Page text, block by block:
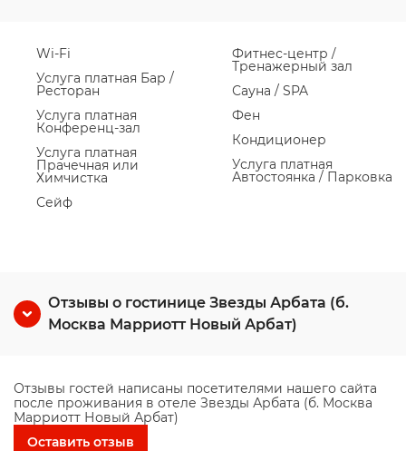
Wi-Fi
Услуга платная Бар /
Ресторан
Услуга платная
Конференц-зал
Услуга платная
Прачечная или
Химчистка
Сейф
Фитнес-центр /
Тренажерный зал
Сауна / SPA
Фен
Кондиционер
Услуга платная
Автостоянка / Парковка
Отзывы о гостинице Звезды Арбата (б.
Москва Марриотт Новый Арбат)
Отзывы гостей написаны посетителями нашего сайта
после проживания в отеле Звезды Арбата (б. Москва
Марриотт Новый Арбат)
Оставить отзыв